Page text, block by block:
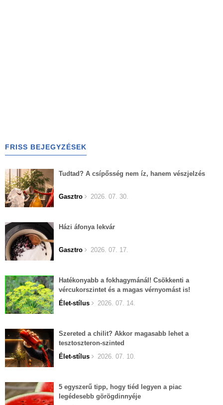
FRISS BEJEGYZÉSEK
Tudtad? A csípősség nem íz, hanem vészjelzés
Gasztro 2026. 07. 30.
Házi áfonya lekvár
Gasztro 2026. 07. 17.
Hatékonyabb a fokhagymánál! Csökkenti a
vércukorszintet és a magas vérnyomást is!
Élet-stílus
2026. 07. 14.
Szereted a chilit? Akkor magasabb lehet a
tesztoszteron-szinted
Élet-stílus
2026. 07. 10.
5 egyszerű tipp, hogy tiéd legyen a piac
legédesebb görögdinnyéje